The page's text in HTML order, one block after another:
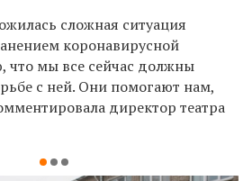
сложная ситуация
коронавирусной
что мы все сейчас должны
с ней. Они помогают нам,
директор театра